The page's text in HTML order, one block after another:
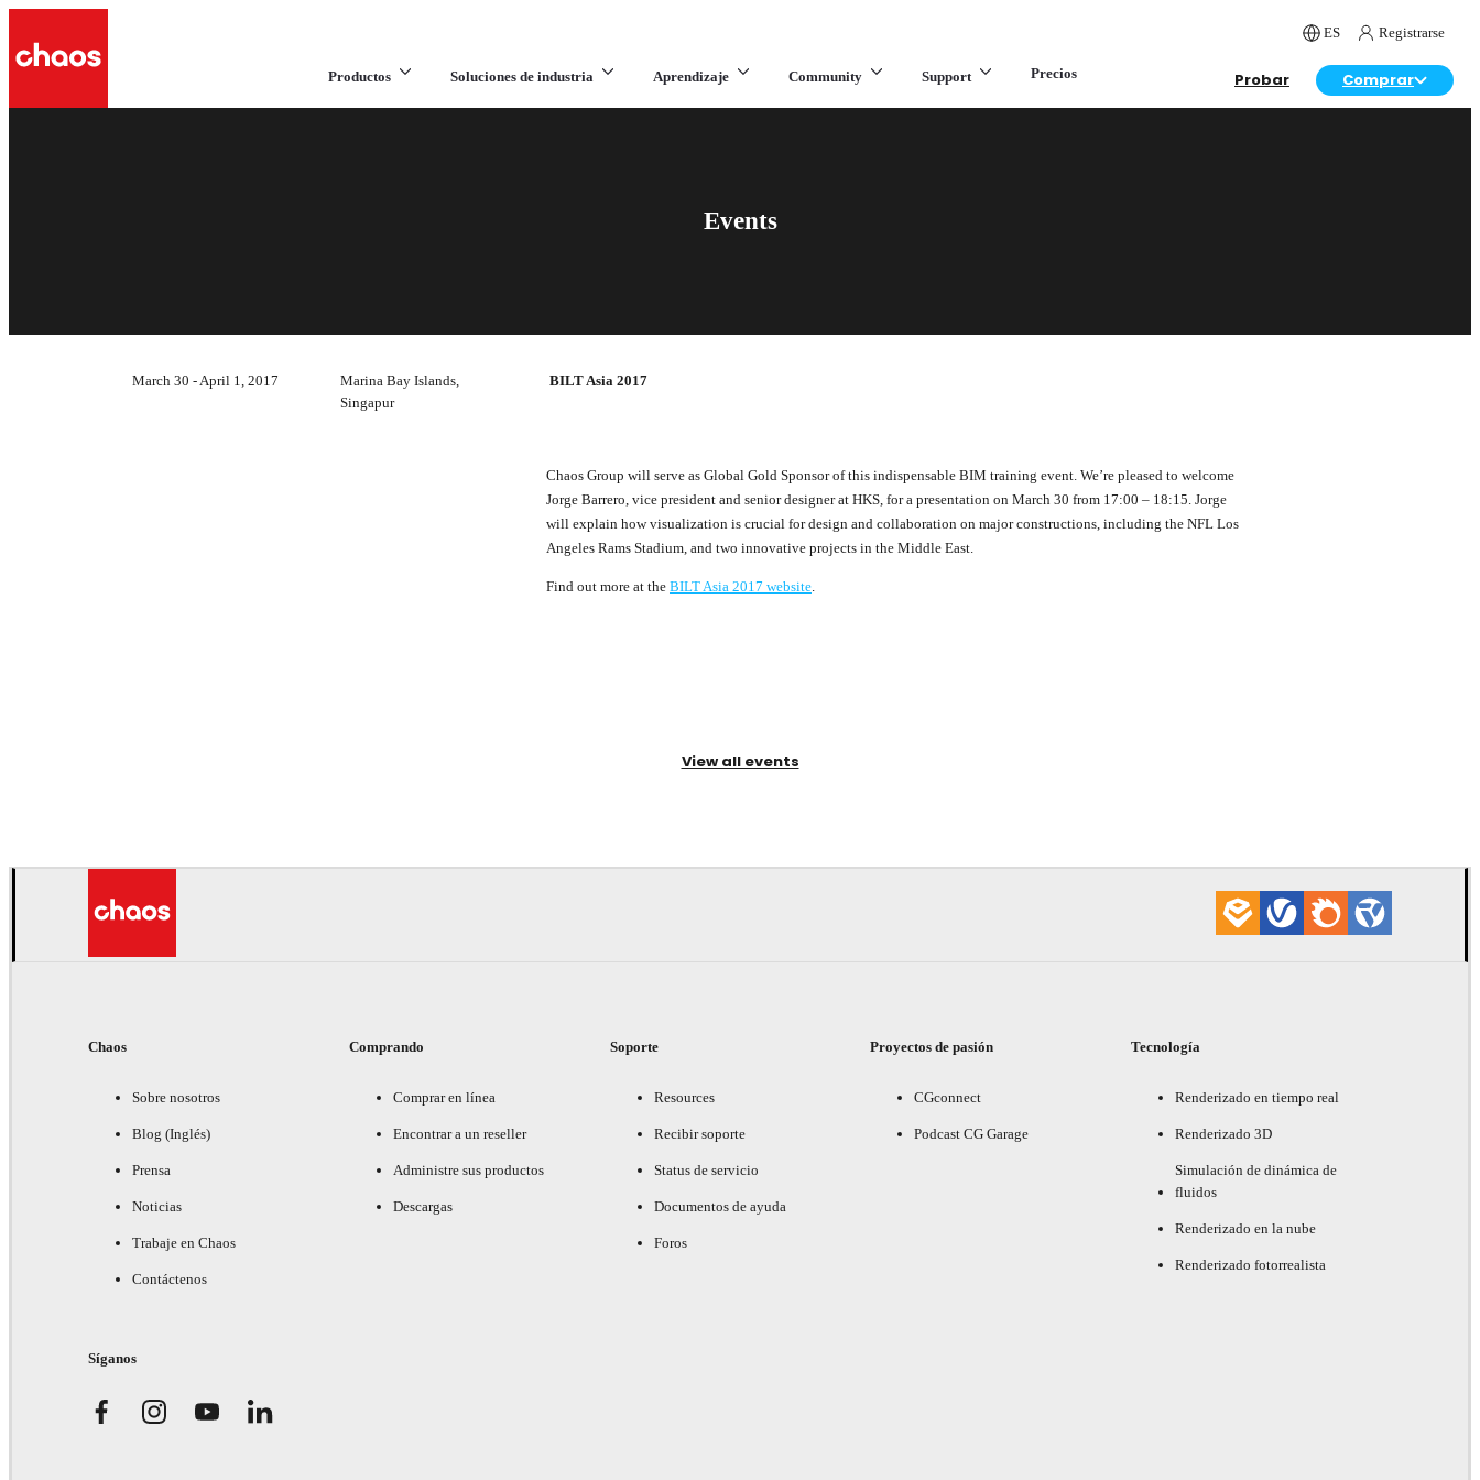
ES Registrarse
Productos Soluciones de industria Aprendizaje Community Support Precios Probar Comprar
Events
March 30 - April 1, 2017
Marina Bay Islands,
Singapur
BILT Asia 2017
Chaos Group will serve as Global Gold Sponsor of this indispensable BIM training event. We’re pleased to welcome
Jorge Barrero, vice president and senior designer at HKS, for a presentation on March 30 from 17:00 – 18:15. Jorge
will explain how visualization is crucial for design and collaboration on major constructions, including the NFL Los
Angeles Rams Stadium, and two innovative projects in the Middle East.
Find out more at the BILT Asia 2017 website
View all events
Chaos
Sobre nosotros
Blog (Inglés)
Prensa
Noticias
Trabaje en Chaos
Contáctenos
Comprando
Comprar en línea
Encontrar a un reseller
Administre sus productos
Descargas
Soporte
Resources
Recibir soporte
Status de servicio
Documentos de ayuda
Foros
Proyectos de pasión
CGconnect
Podcast CG Garage
Tecnología
Renderizado en tiempo real
Renderizado 3D
Simulación de dinámica de
fluidos
Renderizado en la nube
Renderizado fotorrealista
Síganos